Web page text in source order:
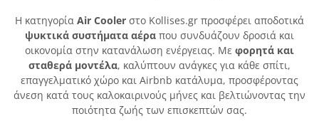
Η κατηγορία Air Cooler στο Kollises.gr προσφέρει αποδοτικά
ψυκτικά συστήματα αέρα που συνδυάζουν δροσιά και
οικονομία στην κατανάλωση ενέργειας. Με φορητά και
σταθερά μοντέλα, καλύπτουν ανάγκες για κάθε σπίτι,
επαγγελματικό χώρο και Airbnb κατάλυμα, προσφέροντας
άνεση κατά τους καλοκαιρινούς μήνες και βελτιώνοντας την
ποιότητα ζωής των επισκεπτών σας.